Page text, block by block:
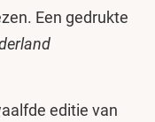
Een gedrukte
editie van